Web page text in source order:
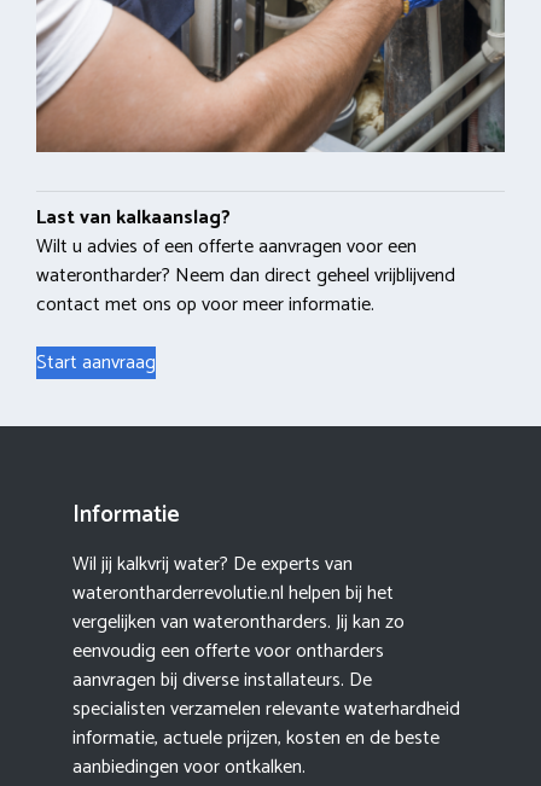
Last van kalkaanslag?
Wilt u advies of een offerte aanvragen voor een
waterontharder? Neem dan direct geheel vrijblijvend
contact met ons op voor meer informatie.
Start aanvraag
Informatie
Wil jij kalkvrij water? De experts van
waterontharderrevolutie.nl helpen bij het
vergelijken van waterontharders. Jij kan zo
eenvoudig een offerte voor ontharders
aanvragen bij diverse installateurs. De
specialisten verzamelen relevante waterhardheid
informatie, actuele prijzen, kosten en de beste
aanbiedingen voor ontkalken.